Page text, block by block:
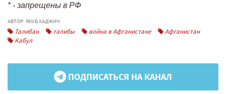
* - запрещены в РФ
АВТОР: ЯКУБ ХАДЖИЧ
Талибан талибы война в Афганистане
Афганистан
Кабул
ПОДПИСАТЬСЯ НА КАНАЛ